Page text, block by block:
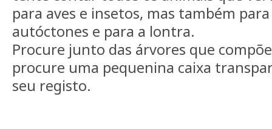
para aves e insetos, mas também
autóctones e para a lontra.
Procure junto das árvores que
procure uma pequenina caixa
seu registo.